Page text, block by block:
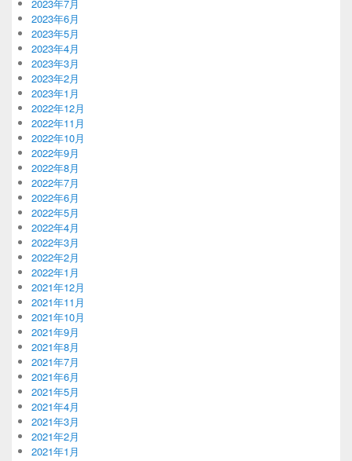
2023年7月
2023年6月
2023年5月
2023年4月
2023年3月
2023年2月
2023年1月
2022年12月
2022年11月
2022年10月
2022年9月
2022年8月
2022年7月
2022年6月
2022年5月
2022年4月
2022年3月
2022年2月
2022年1月
2021年12月
2021年11月
2021年10月
2021年9月
2021年8月
2021年7月
2021年6月
2021年5月
2021年4月
2021年3月
2021年2月
2021年1月